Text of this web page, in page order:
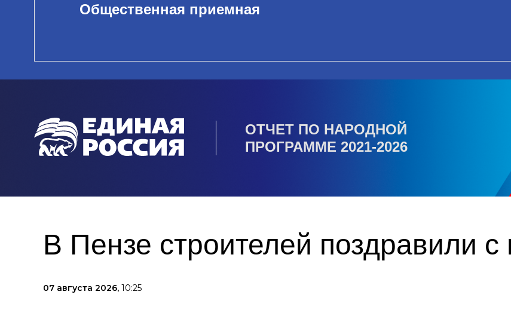
Общественная приемная
ОТЧЕТ ПО НАРОДНОЙ
ПРОГРАММЕ 2021-2026
В Пензе строителей поздравили с
07 августа 2026, 10:25